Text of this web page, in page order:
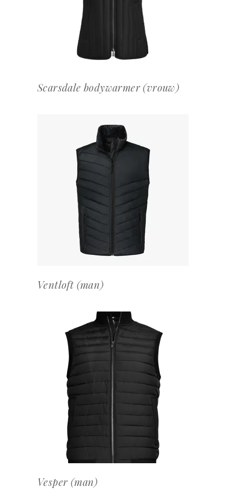
Scarsdale bodywarmer (vrouw)
OFFERTEAANVRAAG
Ventloft (man)
OFFERTEAANVRAAG
Vesper (man)